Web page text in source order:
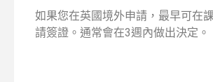
如果您在英國境外申請，最早可在
請簽證。通常會在3週內做出決定。